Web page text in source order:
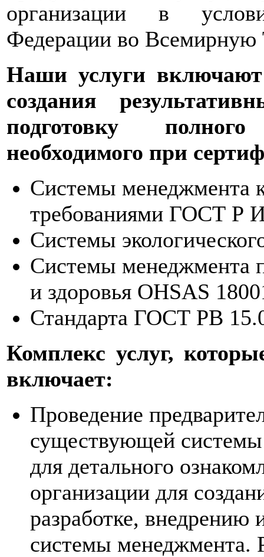
организации в
Федерации во
Наши услуги
создания
подготовку
необходимого при
Системы менеджмента
требованиями ГОСТ Р
Системы
Системы менеджмента
и здоровья OHSAS
Стандарта ГОСТ РВ
Комплекс услуг,
включает:
Проведение
существующей
для детального
организации для
разработке, внедрению
системы менеджмента.